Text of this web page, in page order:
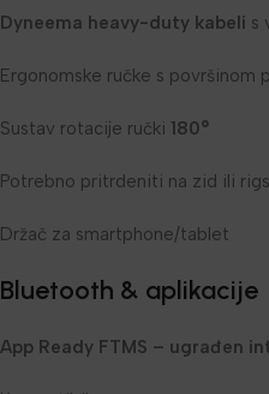
Dyneema heavy-duty kabeli s
Ergonomske ručke s površinom
Sustav rotacije ručki 180°
Potrebno pritrdeniti na zid ili
Držač za smartphone/tablet
Bluetooth & aplikacije
App Ready FTMS – ugrađen